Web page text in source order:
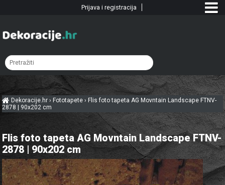
Dekoracije.hr› Fototapete › Flis foto tapeta AG Movntain Landscape FTNV-
2878 | 90x202 cm
Flis foto tapeta AG Movntain Landscape FTNV-
2878 | 90x202 cm
Prijava i registracija